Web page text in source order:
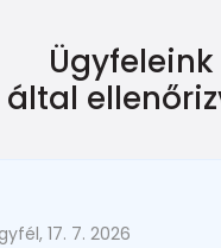
Ügyfeleink
által
17. 7. 2026